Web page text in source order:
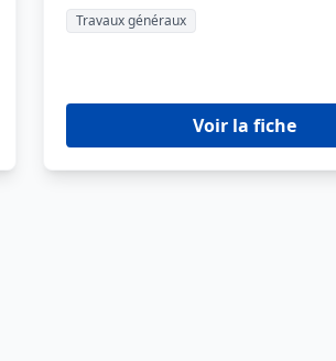
Travaux généraux
Voir la fiche